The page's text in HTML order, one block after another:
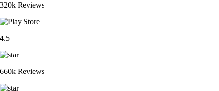
320k Reviews
4.5
660k Reviews